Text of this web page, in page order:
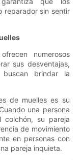
reparador sin sentir
numerosos
sus desventajas,
brindar la
de muelles es su
una persona
su pareja
de movimiento
en personas con
pareja inquieta.